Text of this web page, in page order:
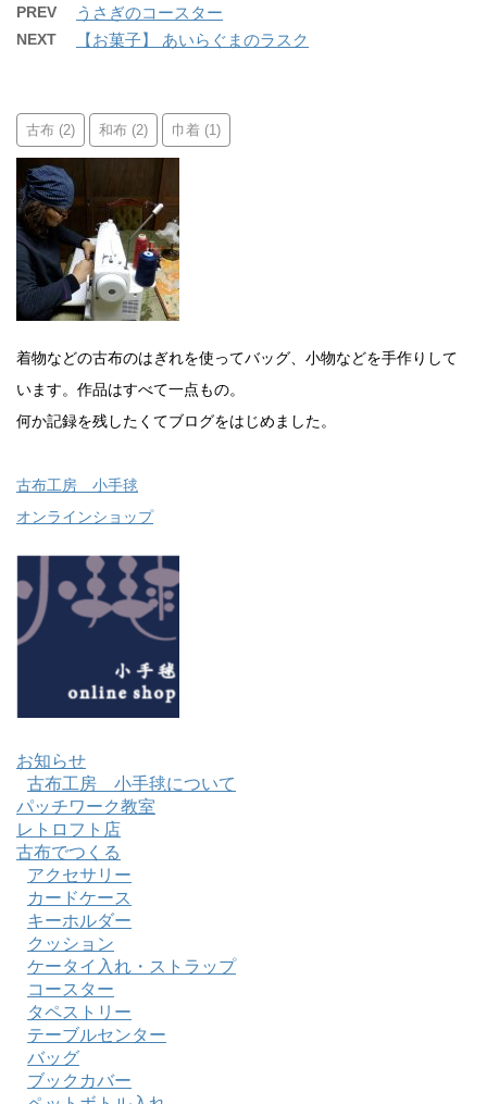
PREV うさぎのコースター
NEXT 【お菓子】 あいらぐまのラスク
古布 (2) 和布 (2) 巾着 (1)
着物などの古布のはぎれを使ってバッグ、小物などを手作りして
います。作品はすべて一点もの。
何か記録を残したくてブログをはじめました。
古布工房 小手毬
オンラインショップ
お知らせ
古布工房 小手毬について
パッチワーク教室
レトロフト店
古布でつくる
アクセサリー
カードケース
キーホルダー
クッション
ケータイ入れ・ストラップ
コースター
タペストリー
テーブルセンター
バッグ
ブックカバー